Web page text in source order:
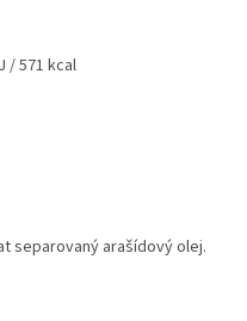
/ 571 kcal
separovaný arašídový olej.